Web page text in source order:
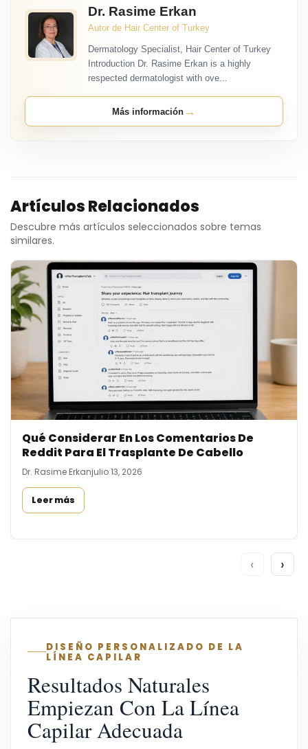
Dr. Rasime Erkan
Autor de Hair Center of Turkey
Dermatology Specialist, Hair Center of Turkey
Introduction Dr. Rasime Erkan is a highly
respected dermatologist with ove...
Más información →
Artículos Relacionados
Descubre más artículos seleccionados sobre temas
similares.
Qué Considerar En Los Comentarios De
Reddit Para El Trasplante De Cabello
Dr. Rasime Erkanjulio 13, 2026
Leer más
‹ ›
DISEÑO PERSONALIZADO DE LA
LÍNEA CAPILAR
Resultados Naturales
Empiezan Con La Línea
Capilar Adecuada